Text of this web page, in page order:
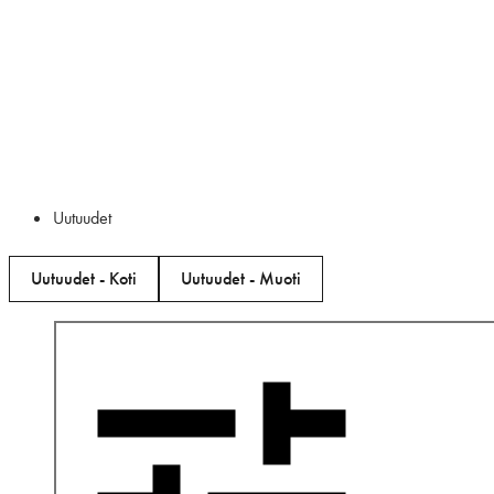
Uutuudet
Uutuudet - Koti Uutuudet - Muoti